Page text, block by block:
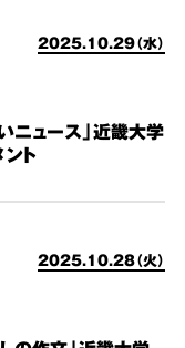
2025.10.29（水）
ニュース」近畿大学
ト
2025.10.28（火）